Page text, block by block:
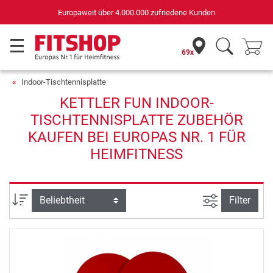
Europaweit über 4.000.000 zufriedene Kunden
69x
Indoor-Tischtennisplatte
KETTLER FUN INDOOR-
TISCHTENNISPLATTE ZUBEHÖR
KAUFEN BEI EUROPAS NR. 1 FÜR
HEIMFITNESS
Sortierung Ansicht
Filter